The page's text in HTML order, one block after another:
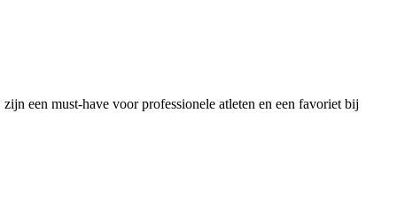
een must-have voor professionele atleten en een favoriet bij